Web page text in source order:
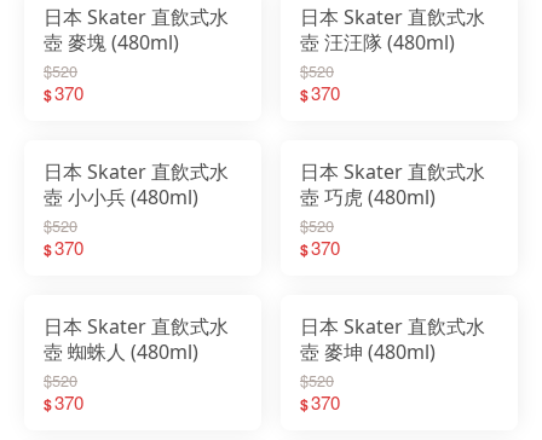
日本 Skater 直飲式水
壺 麥塊 (480ml)
$520
$370
日本 Skater 直飲式水
壺 汪汪隊 (480ml)
$520
$370
日本 Skater 直飲式水
壺 小小兵 (480ml)
$520
$370
日本 Skater 直飲式水
壺 巧虎 (480ml)
$520
$370
日本 Skater 直飲式水
壺 蜘蛛人 (480ml)
$520
$370
日本 Skater 直飲式水
壺 麥坤 (480ml)
$520
$370